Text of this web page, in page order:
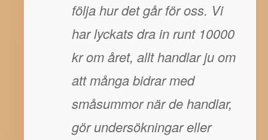
följa hur det går för oss. Vi
har lyckats dra in runt 10000
kr om året, allt handlar ju om
att många bidrar med
småsummor när de handlar,
gör undersökningar eller